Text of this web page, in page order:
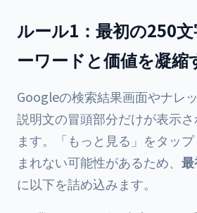
ルール1：最初の250
ーワードと価値を凝縮
Googleの検索結果画面やナレ
説明文の冒頭部分だけが表示
ます。「もっと見る」をタッ
まれない可能性があるため、
に以下を詰め込みます。